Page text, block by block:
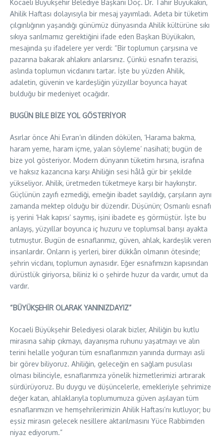
Kocaeli Büyükşehir Belediye Başkanı Doç. Dr. Tahir Büyükakın,
Ahilik Haftası dolayısıyla bir mesaj yayımladı. Adeta bir tüketim
çılgınlığının yaşandığı günümüz dünyasında Ahilik kültürüne sıkı
sıkıya sarılmamız gerektiğini ifade eden Başkan Büyükakın,
mesajında şu ifadelere yer verdi: “Bir toplumun çarşısına ve
pazarına bakarak ahlakını anlarsınız. Çünkü esnafın terazisi,
aslında toplumun vicdanını tartar. İşte bu yüzden Ahilik,
adaletin, güvenin ve kardeşliğin yüzyıllar boyunca hayat
bulduğu bir medeniyet ocağıdır.
BUGÜN BİLE BİZE YOL GÖSTERİYOR
Asırlar önce Ahi Evran’ın dilinden dökülen, ‘Harama bakma,
haram yeme, haram içme, yalan söyleme’ nasihati; bugün de
bize yol gösteriyor. Modern dünyanın tüketim hırsına, israfına
ve haksız kazancına karşı Ahiliğin sesi hâlâ gür bir şekilde
yükseliyor. Ahilik, üretmeden tüketmeye karşı bir haykırıştır.
Güçlünün zayıfı ezmediği, emeğin ibadet sayıldığı, çarşıların aynı
zamanda mektep olduğu bir düzendir. Düşünün; Osmanlı esnafı
iş yerini ‘Hak kapısı’ saymış, işini ibadete eş görmüştür. İşte bu
anlayış, yüzyıllar boyunca iç huzuru ve toplumsal barışı ayakta
tutmuştur. Bugün de esnaflarımız, güven, ahlak, kardeşlik veren
insanlardır. Onların iş yerleri, birer dükkân olmanın ötesinde;
şehrin vicdanı, toplumun aynasıdır. Eğer esnafımızın kapısından
dürüstlük giriyorsa, biliniz ki o şehirde huzur da vardır, umut da
vardır.
“BÜYÜKŞEHİR OLARAK YANINIZDAYIZ”
Kocaeli Büyükşehir Belediyesi olarak bizler, Ahiliğin bu kutlu
mirasına sahip çıkmayı, dayanışma ruhunu yaşatmayı ve alın
terini helalle yoğuran tüm esnaflarımızın yanında durmayı asli
bir görev biliyoruz. Ahiliğin, geleceğin en sağlam pusulası
olması bilinciyle, esnaflarımıza yönelik hizmetlerimizi artırarak
sürdürüyoruz. Bu duygu ve düşüncelerle, emekleriyle şehrimize
değer katan, ahlaklarıyla toplumumuza güven aşılayan tüm
esnaflarımızın ve hemşehrilerimizin Ahilik Haftası’nı kutluyor; bu
eşsiz mirasın gelecek nesillere aktarılmasını Yüce Rabbimden
niyaz ediyorum.”